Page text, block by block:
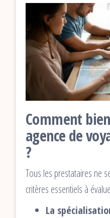
Comment
agence de
?
Tous les prestataires ne
critères essentiels à
La